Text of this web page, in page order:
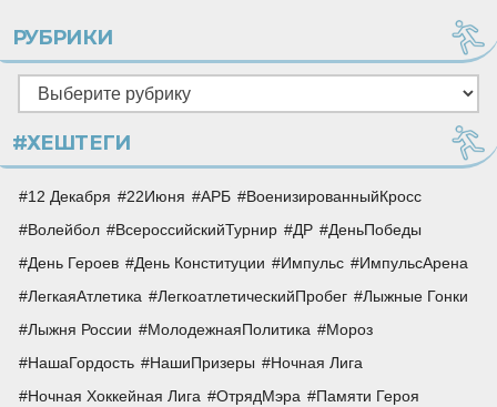
РУБРИКИ
Рубрики
#ХЕШТЕГИ
12 Декабря 22Июня АРБ
ВоенизированныйКросс
Волейбол
ВсероссийскийТурнир ДР
ДеньПобеды
День Героев
День Конституции Импульс
ИмпульсАрена
ЛегкаяАтлетика
ЛегкоатлетическийПробег
Лыжные Гонки
Лыжня России
МолодежнаяПолитика
Мороз
НашаГордость
НашиПризеры
Ночная Лига
Ночная Хоккейная Лига
ОтрядМэра
Памяти Героя